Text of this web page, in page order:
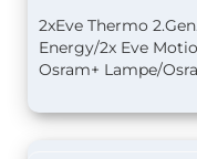
2xEve Thermo
Energy/2x Eve
Osram+ Lampe/